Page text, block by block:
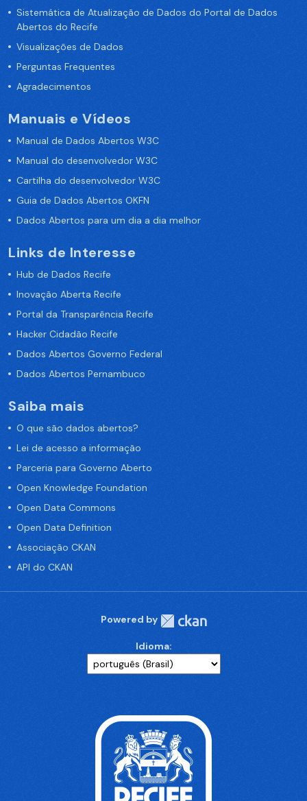
Sistemática de Atualização de Dados do Portal de Dados
Abertos do Recife
Visualizações de Dados
Perguntas Frequentes
Agradecimentos
Manuais e Vídeos
Manual de Dados Abertos W3C
Manual do desenvolvedor W3C
Cartilha do desenvolvedor W3C
Guia de Dados Abertos OKFN
Dados Abertos para um dia a dia melhor
Links de Interesse
Hub de Dados Recife
Inovação Aberta Recife
Portal da Transparência Recife
Hacker Cidadão Recife
Dados Abertos Governo Federal
Dados Abertos Pernambuco
Saiba mais
O que são dados abertos?
Lei de acesso a informação
Parceria para Governo Aberto
Open Knowledge Foundation
Open Data Commons
Open Data Definition
Associação CKAN
API do CKAN
Powered by
Idioma